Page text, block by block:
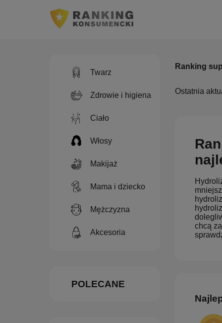
Twarz
Zdrowie i higiena
Ciało
Włosy
Makijaż
Mama i dziecko
Mężczyzna
Akcesoria
POLECANE
Ranking
Ostatnia
chcą